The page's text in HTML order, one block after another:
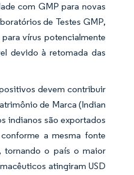
com GMP para novas
de Testes GMP,
vírus potencialmente
devido à retomada das
devem contribuir
de Marca (Indian
indianos são exportados
a mesma fonte
tornando o país o maior
atingiram USD